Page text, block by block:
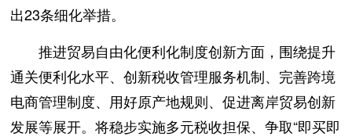
出23条细化举措。
推进贸易自由化便利化制度创新方面，围绕提升
通关便利化水平、创新税收管理服务机制、完善跨境
电商管理制度、用好原产地规则、促进离岸贸易创新
发展等展开。将稳步实施多元税收担保、争取“即买即